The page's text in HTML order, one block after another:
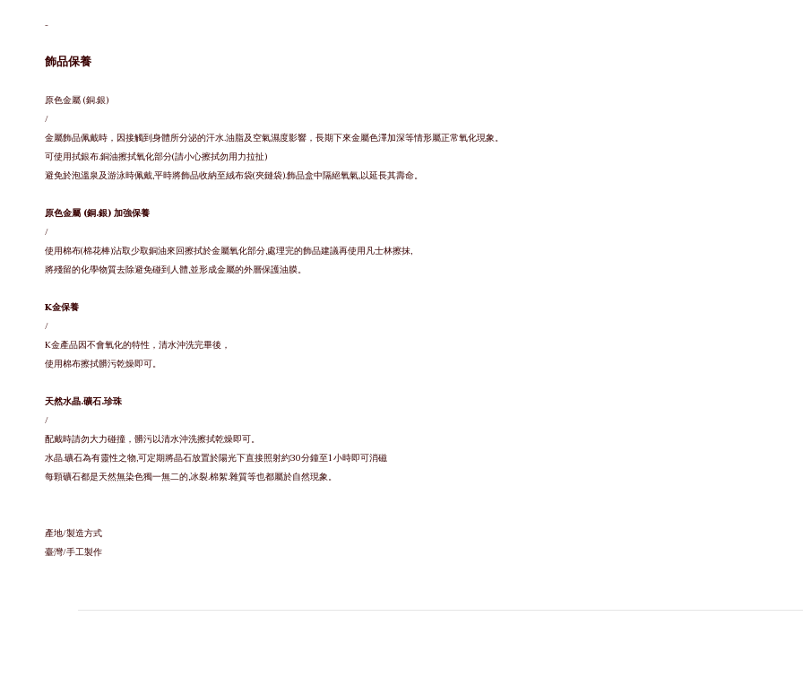
-
飾品保養
原色金屬 (銅.銀)
/
金屬飾品佩戴時，因接觸到身體所分泌的汗水.油脂及空氣濕度影響，長期下來金屬色澤加深等情形屬正常氧化現象。
可使用拭銀布.銅油擦拭氧化部分(請小心擦拭勿用力拉扯)
避免於泡溫泉及游泳時佩戴,平時將飾品收納至絨布袋(夾鏈袋).飾品盒中隔絕氧氣,以延長其壽命。
原色金屬 (銅.銀) 加強保養
/
使用棉布(棉花棒)沾取少取銅油來回擦拭於金屬氧化部分,處理完的飾品建議再使用凡士林擦抹,
將殘留的化學物質去除避免碰到人體,並形成金屬的外層保護油膜。
K金保養
/
K金產品因不會氧化的特性，清水沖洗完畢後，
使用棉布擦拭髒污乾燥即可。
天然水晶.礦石.珍珠
/
配戴時請勿大力碰撞， 髒污以清水沖洗擦拭乾燥即可。
水晶.礦石為有靈性之物,可定期將晶石放置於陽光下直接照射約30分鐘至1小時即可消磁
每顆礦石都是天然無染色獨一無二的,冰裂.棉絮.雜質等也都屬於自然現象。
產地/製造方式
臺灣/手工製作